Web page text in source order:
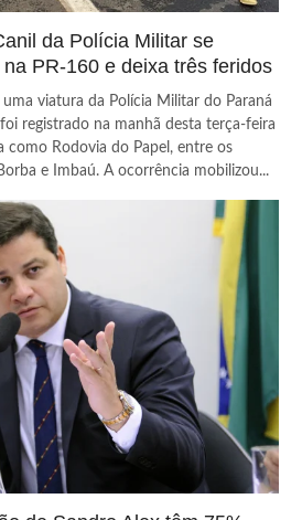
da Polícia Militar se
PR-160 e deixa três feridos
viatura da Polícia Militar do Paraná
registrado na manhã desta terça-feira
como Rodovia do Papel, entre os
e Imbaú. A ocorrência mobilizou...